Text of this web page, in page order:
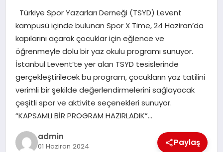
YAŞAM
EKONOMI
SAĞLIK
DÜNYA
EĞITIM
Türkiye Spor Yazarları Derneği (TSYD) Levent
kampüsü içinde bulunan Spor X Time, 24 Haziran’da
kapılarını açarak çocuklar için eğlence ve
öğrenmeyle dolu bir yaz okulu programı sunuyor.
İstanbul Levent’te yer alan TSYD tesislerinde
gerçekleştirilecek bu program, çocukların yaz tatilini
verimli bir şekilde değerlendirmelerini sağlayacak
çeşitli spor ve aktivite seçenekleri sunuyor.
“KAPSAMLI BİR PROGRAM HAZIRLADIK”…
admin
01 Haziran 2024 Paylaş